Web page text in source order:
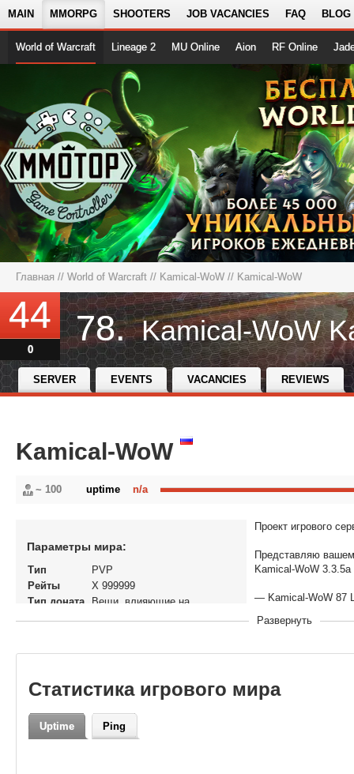
MAIN MMORPG SHOOTERS JOB VACANCIES FAQ BLOG
World of Warcraft Lineage 2 MU Online Aion RF Online
Главная // World of Warcraft // Kamical-WoW // Kamical-WoW
44
0
78. Kamical-WoW
SERVER EVENTS VACANCIES REVIEWS
Kamical-WoW
~ 100 n/a
uptime
Параметры мира:
Тип
PVP
Рейты
X 999999
Тип доната
Вещи, влияющие на
с
кланов
Проект игрового
Представляю
Kamical-WoW 3.3.5a
— Kamical-WoW 87
Описание сервера:
✨ Много рисовок
✨ Рыбалка
Развернуть
Статистика игрового мира
Uptime Ping